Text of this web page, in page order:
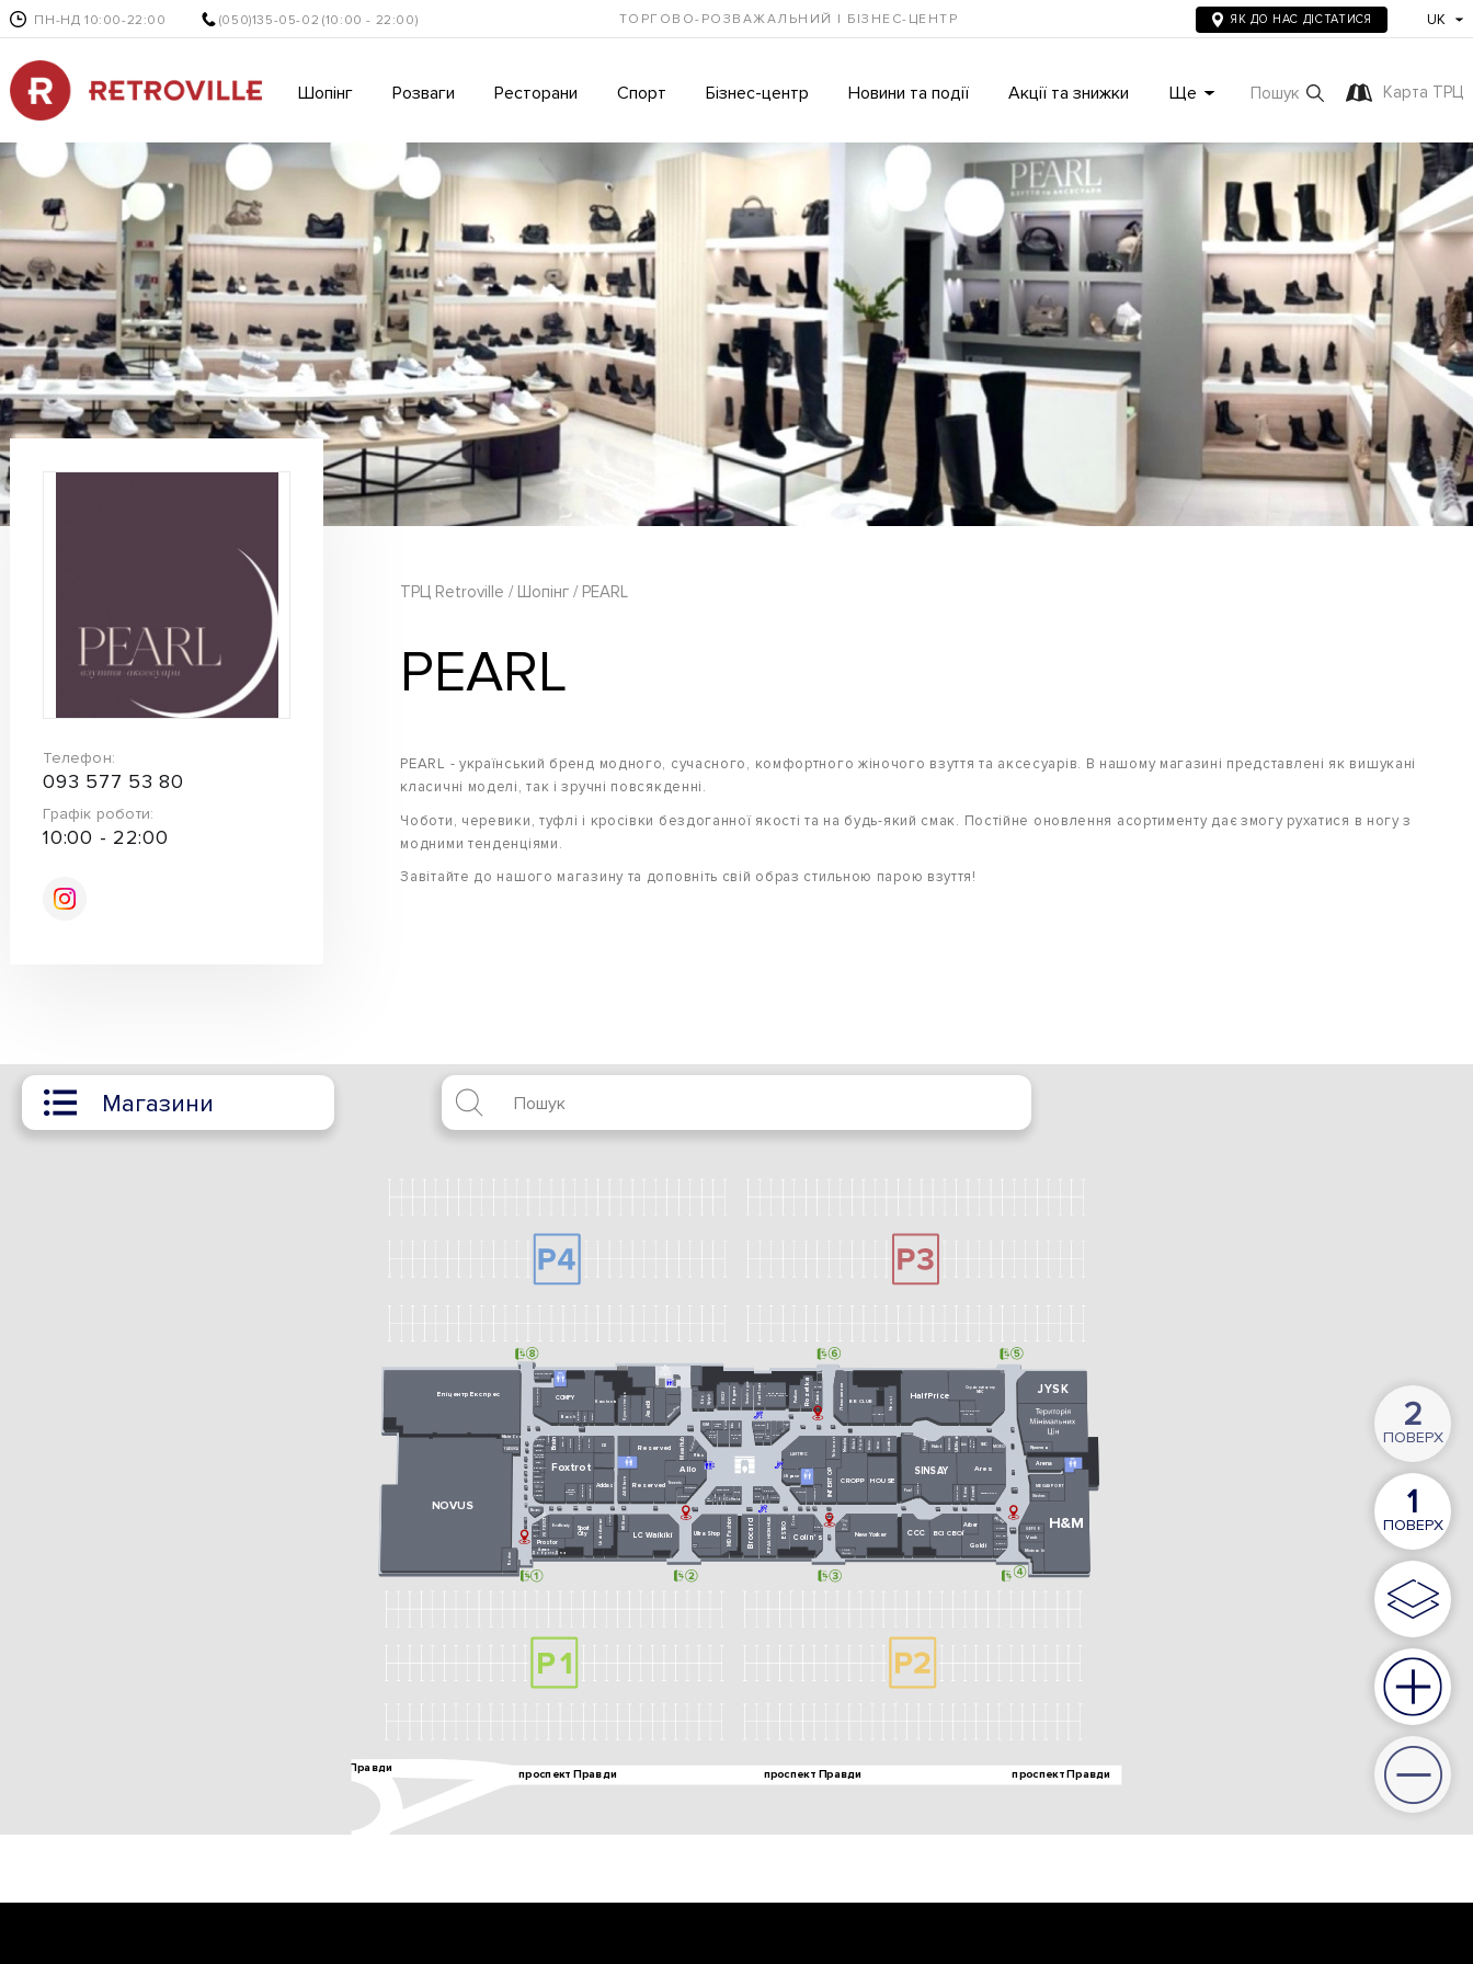
ПН-НД 10:00-22:00 (050)135-05-02 (10:00 - 22:00) ТОРГОВО-РОЗВАЖАЛЬНИЙ І БІЗНЕС-ЦЕНТР ЯК ДО НАС ДІСТАТИСЯ UK
Шопінг Розваги Ресторани Спорт Бізнес-центр Новини та події Акції та знижки Ще Пошук Карта ТРЦ
Телефон:
093 577 53 80
Графік роботи:
10:00 - 22:00
ТРЦ Retroville Шопінг PEARL
PEARL
PEARL - український бренд модного, сучасного, комфортного жіночого взуття та аксесуарів. В нашому магазині представлені як вишукані
класичні моделі, так і зручні повсякденні.
Чоботи, черевики, туфлі і кросівки бездоганної якості та на будь-який смак. Постійне оновлення асортименту дає змогу рухатися в ногу з
модними тенденціями.
Завітайте до нашого магазину та доповніть свій образ стильною парою взуття!